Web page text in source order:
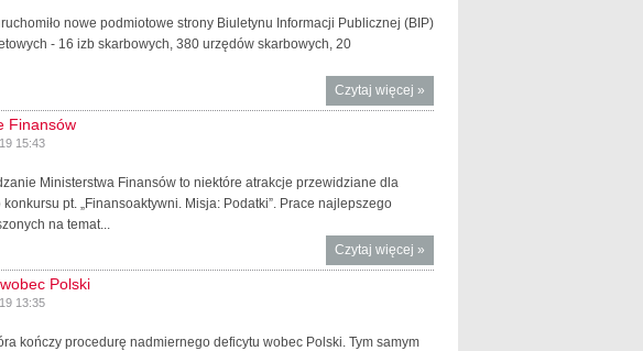
nowe
pracuje
nad
programem
nowe podmiotowe strony Biuletynu Informacji Publicznej (BIP)
- 16 izb skarbowych, 380 urzędów skarbowych, 20
Czytaj więcej o Nowe
strony BIP
»
Finansów
15:43
Ministerstwa Finansów to niektóre atrakcje przewidziane dla
pt. „Finansoaktywni. Misja: Podatki”. Prace najlepszego
na temat...
Czytaj więcej o
Finansoaktywni
»
Polski
13:35
kończy procedurę nadmiernego deficytu wobec Polski. Tym samym